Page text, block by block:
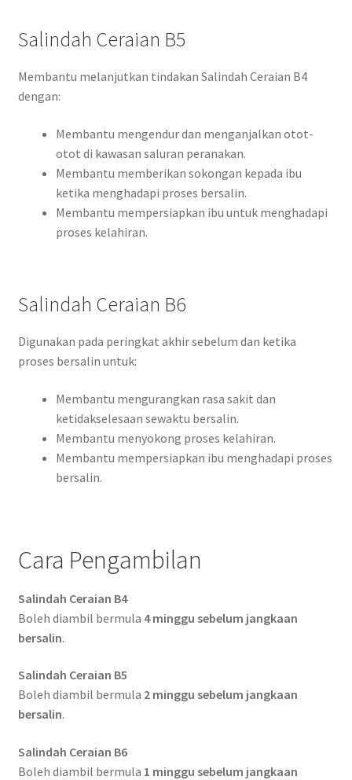
Salindah Ceraian B5
Membantu melanjutkan tindakan Salindah Ceraian B4
dengan:
Membantu mengendur dan menganjalkan otot-
otot di kawasan saluran peranakan.
Membantu memberikan sokongan kepada ibu
ketika menghadapi proses bersalin.
Membantu mempersiapkan ibu untuk menghadapi
proses kelahiran.
Salindah Ceraian B6
Digunakan pada peringkat akhir sebelum dan ketika
proses bersalin untuk:
Membantu mengurangkan rasa sakit dan
ketidakselesaan sewaktu bersalin.
Membantu menyokong proses kelahiran.
Membantu mempersiapkan ibu menghadapi proses
bersalin.
Cara Pengambilan
Salindah Ceraian B4
Boleh diambil bermula 4 minggu sebelum jangkaan
bersalin.
Salindah Ceraian B5
Boleh diambil bermula 2 minggu sebelum jangkaan
bersalin.
Salindah Ceraian B6
Boleh diambil bermula 1 minggu sebelum jangkaan